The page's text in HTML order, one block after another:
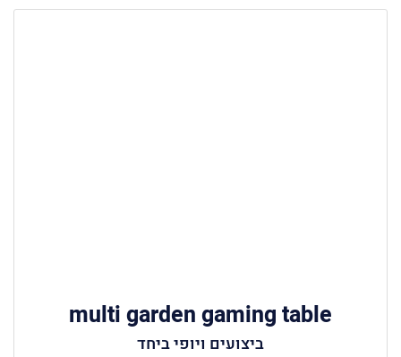
multi garden gaming table
ביצועים ויופי ביחד